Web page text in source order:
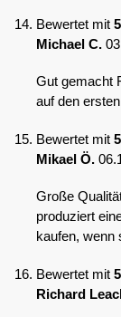
Bewertet mit 5
Michael C.
Gut gemacht
auf den
Bewertet mit 5
Mikael Ö.
Große
produziert
kaufen, wenn
Bewertet mit 5
Richard